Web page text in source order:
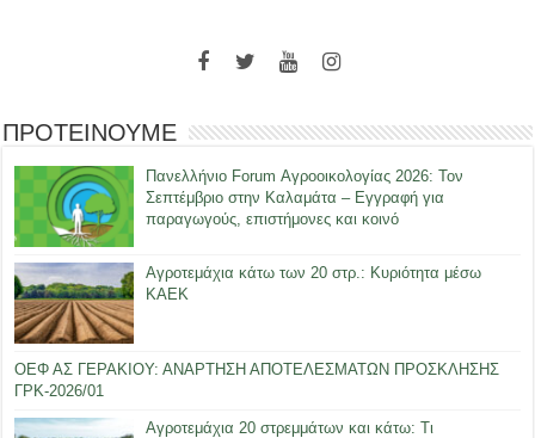
ΠΡΟΤΕΙΝΟΥΜΕ
Πανελλήνιο Forum Αγροοικολογίας 2026: Τον
Σεπτέμβριο στην Καλαμάτα – Εγγραφή για
παραγωγούς, επιστήμονες και κοινό
Αγροτεμάχια κάτω των 20 στρ.: Κυριότητα μέσω
ΚΑΕΚ
ΟΕΦ ΑΣ ΓΕΡΑΚΙΟΥ: ΑΝΑΡΤΗΣΗ ΑΠΟΤΕΛΕΣΜΑΤΩΝ ΠΡΟΣΚΛΗΣΗΣ
ΓΡΚ-2026/01
Αγροτεμάχια 20 στρεμμάτων και κάτω: Τι